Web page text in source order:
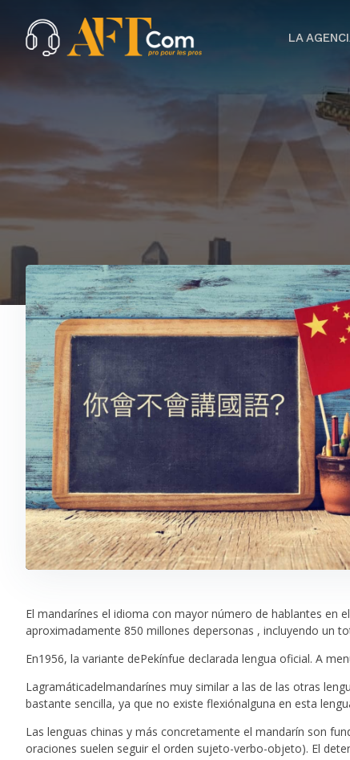
LA
El mandarínes el idioma con mayor número de hablantes en
aproximadamente 850 millones depersonas , incluyendo un
En1956, la variante dePekínfue declarada lengua oficial. A
Lagramáticadelmandarínes muy similar a las de las otras
bastante sencilla, ya que no existe flexiónalguna en esta
Las lenguas chinas y más concretamente el mandarín son
oraciones suelen seguir el orden sujeto-verbo-objeto). El